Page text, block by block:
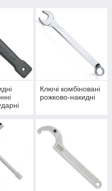
Ключі комбіновані
рожково-накидні